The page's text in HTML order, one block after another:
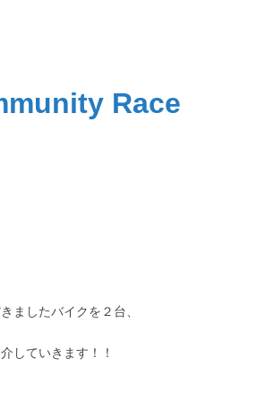
Race
ましたバイクを２台、
していきます！！